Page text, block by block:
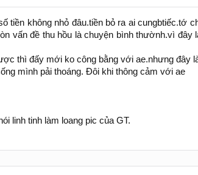
tiền không nhỏ đâu.tiền bỏ ra ai
vấn đề thu hồu là chuyện bình thườnh.vì
thì đấy mới ko công bằng với ae.nhưng đây
mình pải thoáng. Đôi khi thông cảm với ae
linh tinh làm loang pic của GT.